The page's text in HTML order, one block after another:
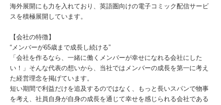
海外展開にも力を入れており、英語圏向けの電子コミック配信サービ
スを積極展開しています。
【会社の特徴】
“メンバーが65歳まで成長し続ける”
「会社を作るなら、一緒に働くメンバーが幸せになれる会社にした
い！」そんな代表の想いから、当社ではメンバーの成長を第一に考え
た経営理念を掲げています。
短い期間で利益だけを追及するのではなく、もっと長いスパンで物事
を考え、社員自身が自身の成長を通じて幸せを感じられる会社である